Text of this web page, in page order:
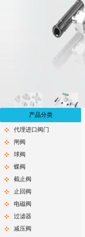
产品分类
代理进口阀门
闸阀
球阀
蝶阀
截止阀
止回阀
电磁阀
过滤器
减压阀